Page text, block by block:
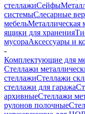
стеллажиСейфы
системыСлесарные
мебельМеталлическая
ящики для хранения
мусораАксессуары и
-
Комплектующие для
Стеллажи
стеллажиСтеллажи
стеллажи для гаража
архивныеСтеллажи
рулонов полочные